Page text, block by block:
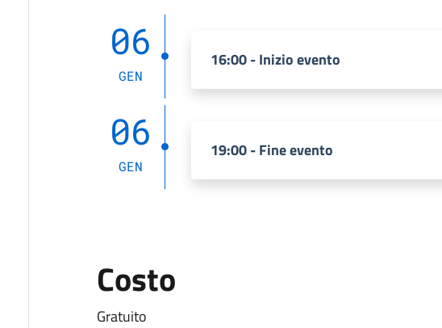
06
GEN
16:00 - Inizio evento
06
GEN
19:00 - Fine evento
Costo
Gratuito